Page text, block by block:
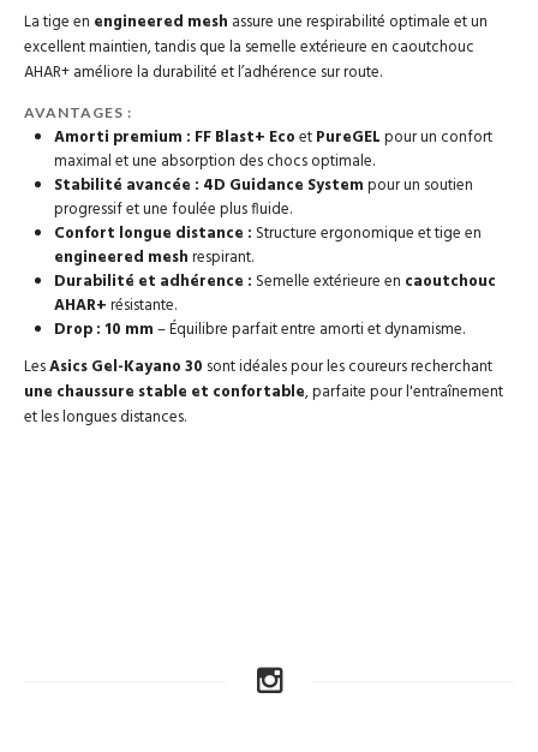
La tige en engineered mesh assure une respirabilité optimale et un
excellent maintien, tandis que la semelle extérieure en caoutchouc
AHAR+ améliore la durabilité et l’adhérence sur route.
AVANTAGES :
Amorti premium : FF Blast+ EcoetPureGELpour un confort
maximal et une absorption des chocs optimale.
Stabilité avancée : 4D Guidance Systempour un soutien
progressif et une foulée plus fluide.
Confort longue distance : Structure ergonomique et tige en
engineered meshrespirant.
Durabilité et adhérence : Semelle extérieure en caoutchouc
AHAR+résistante.
Drop : 10 mm– Équilibre parfait entre amorti et dynamisme.
LesAsics Gel-Kayano 30 sont idéales pour les coureurs recherchant
une chaussure stable et confortable, parfaite pour l'entraînement
et les longues distances.